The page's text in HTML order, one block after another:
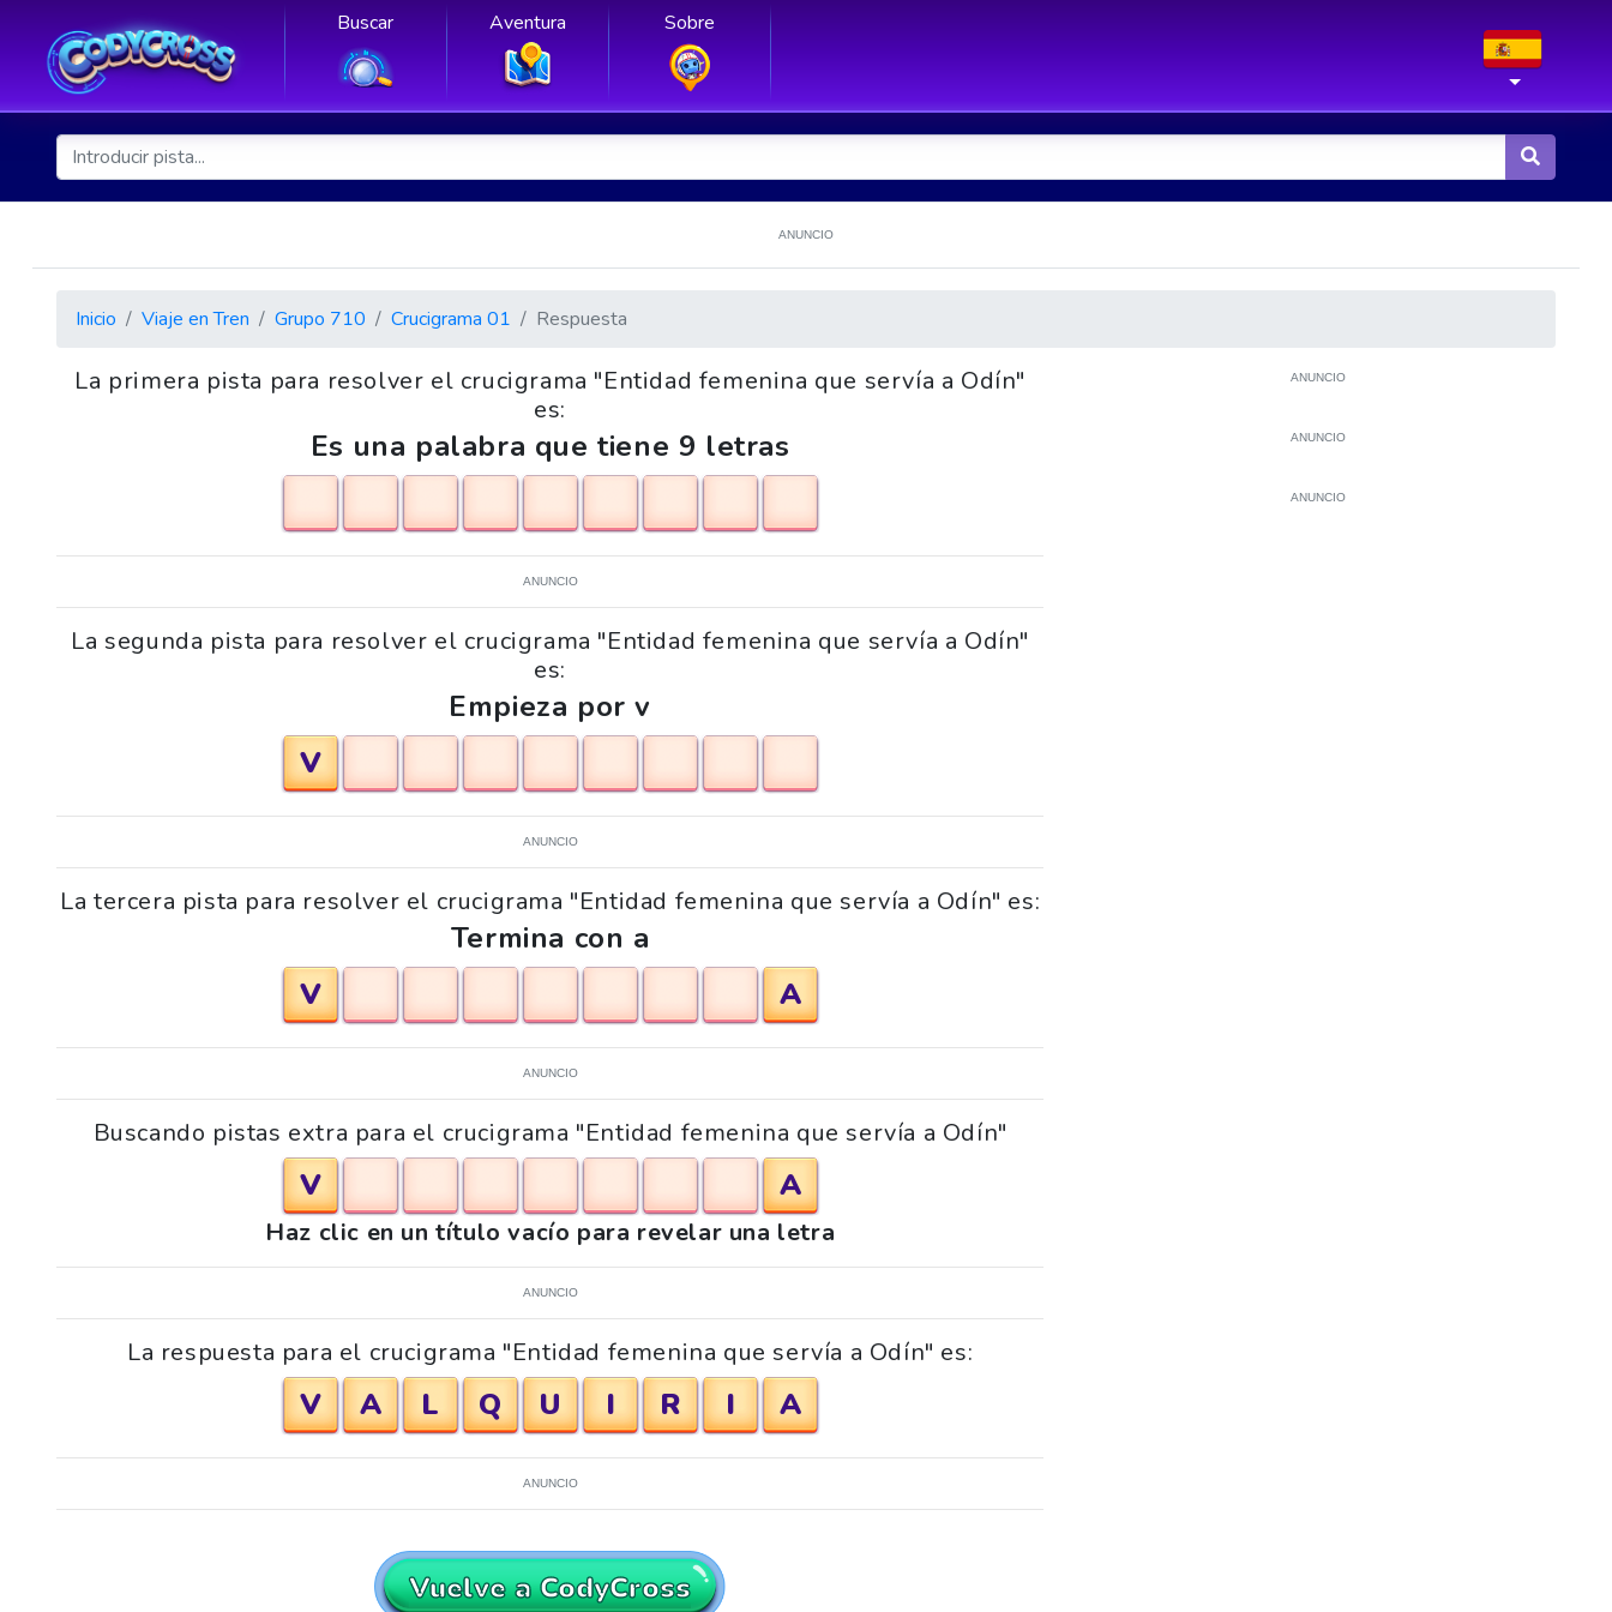
Buscar Aventura Sobre
ANUNCIO
Inicio Viaje en Tren Grupo 710 Crucigrama 01 Respuesta
La primera pista para resolver el crucigrama "Entidad femenina que servía a Odín"
es:
Es una palabra que tiene 9 letras
ANUNCIO
La segunda pista para resolver el crucigrama "Entidad femenina que servía a Odín"
es:
Empieza por v
V
ANUNCIO
La tercera pista para resolver el crucigrama "Entidad femenina que servía a Odín" es:
Termina con a
V
A
ANUNCIO
Buscando pistas extra para el crucigrama "Entidad femenina que servía a Odín"
V A
Haz clic en un título vacío para revelar una letra
ANUNCIO
La respuesta para el crucigrama "Entidad femenina que servía a Odín" es:
V A L Q U I R I A
ANUNCIO
Vuelve a CodyCross
ANUNCIO
ANUNCIO
ANUNCIO